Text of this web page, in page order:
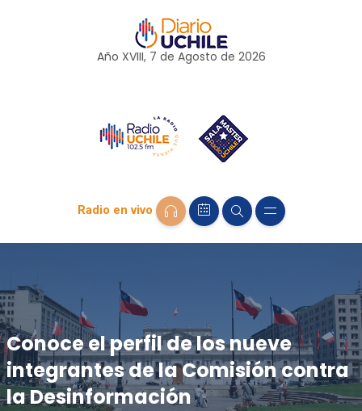
Año XVIII, 7 de Agosto de 2026
Radio en vivo
Conoce el perfil de los nueve
integrantes de la Comisión contra
la Desinformación